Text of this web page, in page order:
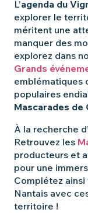
L’agenda du
explorer le
méritent une
manquer des
explorez dans
Grands
emblématiques
populaires
Mascarades de
À la recherche
Retrouvez les
producteurs et
pour une
Complétez
Nantais avec
territoire !